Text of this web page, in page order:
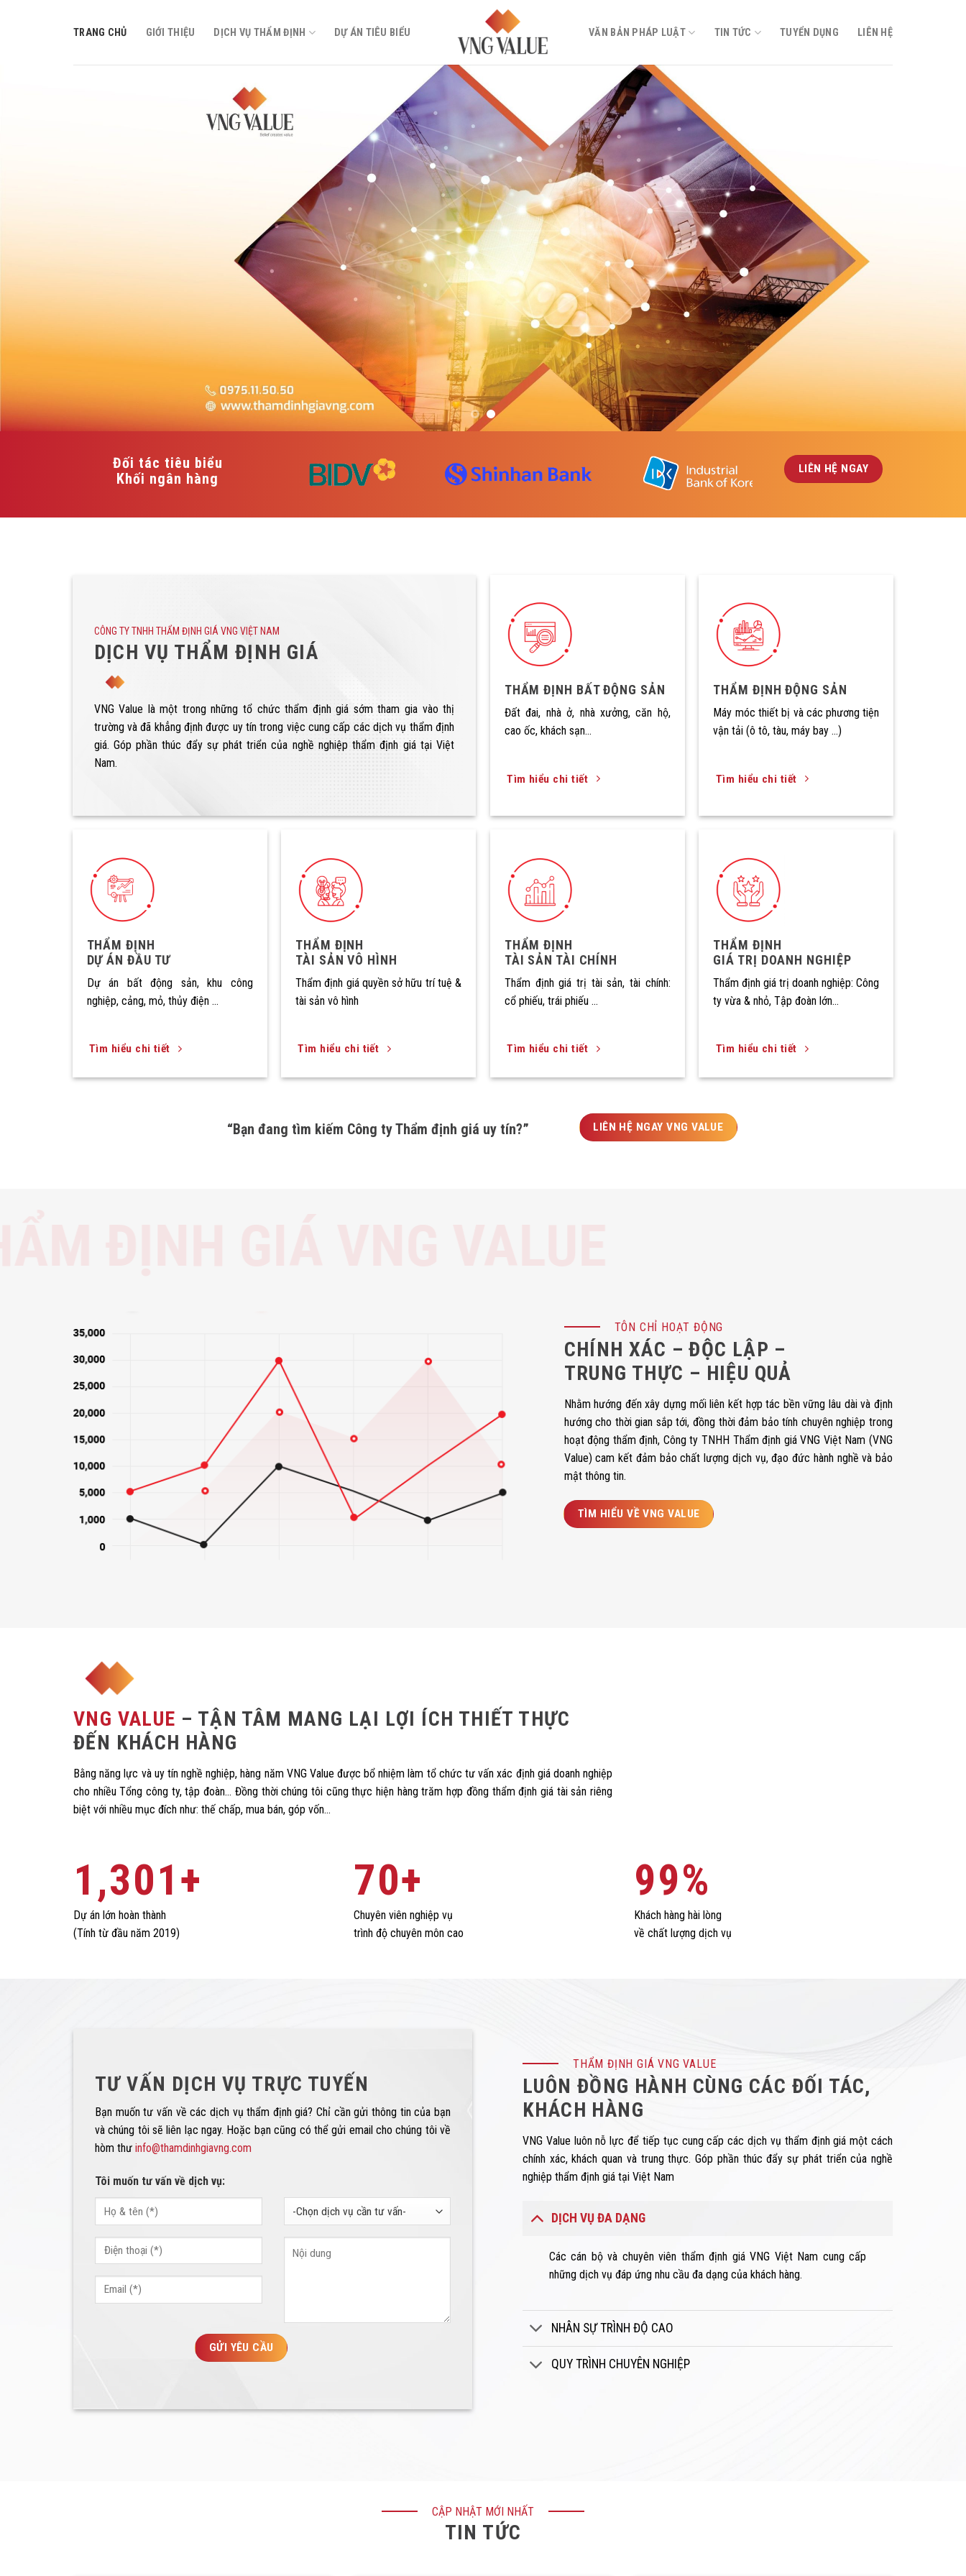
TRANG CHỦ GIỚI THIỆU DỊCH VỤ THẨM ĐỊNH DỰ ÁN TIÊU BIỂU VĂN BẢN PHÁP LUẬT TIN TỨC TUYỂN DỤNG LIÊN HỆ
Đối tác tiêu biểu
Khối ngân hàng
LIÊN HỆ NGAY
CÔNG TY TNHH THẨM ĐỊNH GIÁ VNG VIỆT NAM
DỊCH VỤ THẨM ĐỊNH GIÁ
VNG Value là một trong những tổ chức thẩm định giá sớm tham gia vào thị
trường và đã khẳng định được uy tín trong việc cung cấp các dịch vụ thẩm định
giá. Góp phần thúc đẩy sự phát triển của nghề nghiệp thẩm định giá tại Việt
Nam.
THẨM ĐỊNH BẤT ĐỘNG SẢN
Đất đai, nhà ở, nhà xưởng, căn hộ,
cao ốc, khách sạn…
Tìm hiểu chi tiết
THẨM ĐỊNH ĐỘNG SẢN
Máy móc thiết bị và các phương tiện
vận tải (ô tô, tàu, máy bay …)
Tìm hiểu chi tiết
THẨM ĐỊNH
DỰ ÁN ĐẦU TƯ
Dự án bất động sản, khu công
nghiệp, cảng, mỏ, thủy điện …
Tìm hiểu chi tiết
THẨM ĐỊNH
TÀI SẢN VÔ HÌNH
Thẩm định giá quyền sở hữu trí tuệ &
tài sản vô hình
Tìm hiểu chi tiết
THẨM ĐỊNH
TÀI SẢN TÀI CHÍNH
Thẩm định giá trị tài sản, tài chính:
cổ phiếu, trái phiếu …
Tìm hiểu chi tiết
THẨM ĐỊNH
GIÁ TRỊ DOANH NGHIỆP
Thẩm định giá trị doanh nghiệp: Công
ty vừa & nhỏ, Tập đoàn lớn…
Tìm hiểu chi tiết
“Bạn đang tìm kiếm Công ty Thẩm định giá uy tín?” LIÊN HỆ NGAY VNG VALUE
TÔN CHỈ HOẠT ĐỘNG
CHÍNH XÁC – ĐỘC LẬP –
TRUNG THỰC – HIỆU QUẢ
Nhằm hướng đến xây dựng mối liên kết hợp tác bền vững lâu dài và định
hướng cho thời gian sắp tới, đồng thời đảm bảo tính chuyên nghiệp trong
hoạt động thẩm định, Công ty TNHH Thẩm định giá VNG Việt Nam (VNG
Value) cam kết đảm bảo chất lượng dịch vụ, đạo đức hành nghề và bảo
mật thông tin.
TÌM HIỂU VỀ VNG VALUE
VNG VALUE – TẬN TÂM MANG LẠI LỢI ÍCH THIẾT THỰC
ĐẾN KHÁCH HÀNG
Bằng năng lực và uy tín nghề nghiệp, hàng năm VNG Value được bổ nhiệm làm tổ chức tư vấn xác định giá doanh nghiệp
cho nhiều Tổng công ty, tập đoàn… Đồng thời chúng tôi cũng thực hiện hàng trăm hợp đồng thẩm định giá tài sản riêng
biệt với nhiều mục đích như: thế chấp, mua bán, góp vốn…
1,323+
Dự án lớn hoàn thành
(Tính từ đầu năm 2019)
70+
Chuyên viên nghiệp vụ
trình độ chuyên môn cao
100%
Khách hàng hài lòng
về chất lượng dịch vụ
TƯ VẤN DỊCH VỤ TRỰC TUYẾN
Bạn muốn tư vấn về các dịch vụ thẩm định giá? Chỉ cần gửi thông tin của bạn
và chúng tôi sẽ liên lạc ngay. Hoặc bạn cũng có thể gửi email cho chúng tôi về
hòm thư info@thamdinhgiavng.com
Tôi muốn tư vấn về dịch vụ:
THẨM ĐỊNH GIÁ VNG VALUE
LUÔN ĐỒNG HÀNH CÙNG CÁC ĐỐI TÁC,
KHÁCH HÀNG
VNG Value luôn nỗ lực để tiếp tục cung cấp các dịch vụ thẩm định giá một cách
chính xác, khách quan và trung thực. Góp phần thúc đẩy sự phát triển của nghề
nghiệp thẩm định giá tại Việt Nam
DỊCH VỤ ĐA DẠNG
Các cán bộ và chuyên viên thẩm định giá VNG Việt Nam cung cấp
những dịch vụ đáp ứng nhu cầu đa dạng của khách hàng.
NHÂN SỰ TRÌNH ĐỘ CAO
QUY TRÌNH CHUYÊN NGHIỆP
CẬP NHẬT MỚI NHẤT
TIN TỨC